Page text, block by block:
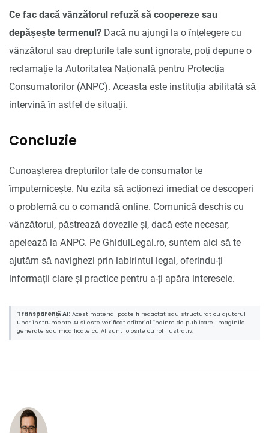
Ce fac dacă vânzătorul refuză să coopereze sau
depășește termenul? Dacă nu ajungi la o înțelegere cu
vânzătorul sau drepturile tale sunt ignorate, poți depune o
reclamație la Autoritatea Națională pentru Protecția
Consumatorilor (ANPC). Aceasta este instituția abilitată să
intervină în astfel de situații.
Concluzie
Cunoașterea drepturilor tale de consumator te
împuternicește. Nu ezita să acționezi imediat ce descoperi
o problemă cu o comandă online. Comunică deschis cu
vânzătorul, păstrează dovezile și, dacă este necesar,
apelează la ANPC. Pe GhidulLegal.ro, suntem aici să te
ajutăm să navighezi prin labirintul legal, oferindu-ți
informații clare și practice pentru a-ți apăra interesele.
Transparență AI: Acest material poate fi redactat sau structurat cu ajutorul
unor instrumente AI și este verificat editorial înainte de publicare. Imaginile
generate sau modificate cu AI sunt folosite cu rol ilustrativ.